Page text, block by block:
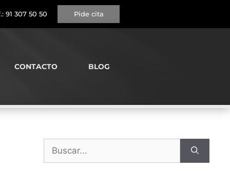
91 307 50 50 Pide cita
CONTACTO BLOG